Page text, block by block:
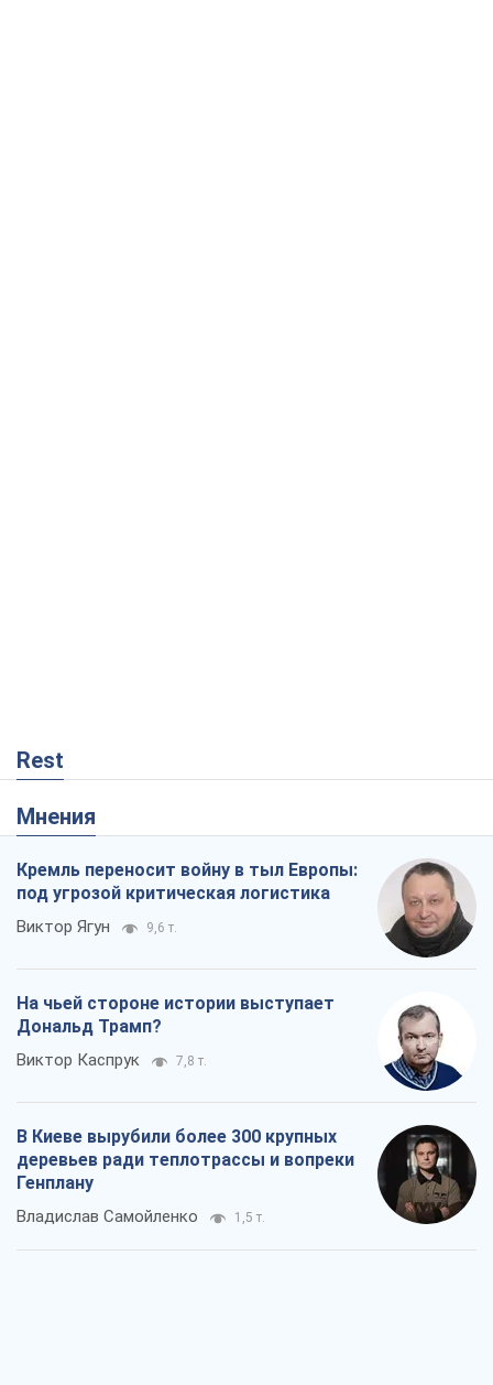
Rest
Мнения
Кремль переносит войну в тыл Европы:
под угрозой критическая логистика
Виктор Ягун 9,6 т.
На чьей стороне истории выступает
Дональд Трамп?
Виктор Каспрук 7,8 т.
В Киеве вырубили более 300 крупных
деревьев ради теплотрассы и вопреки
Генплану
Владислав Самойленко 1,5 т.